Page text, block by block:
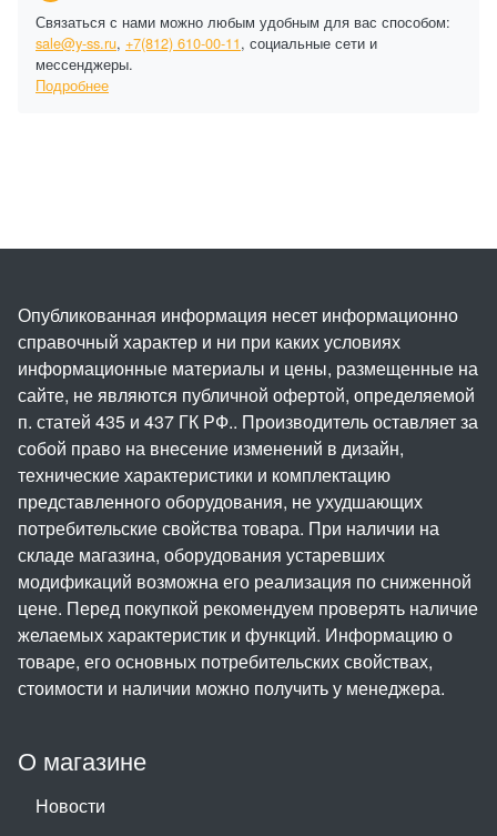
Связаться с нами можно любым удобным для вас способом:
sale@y-ss.ru, +7(812) 610-00-11, социальные сети и
мессенджеры.
Подробнее
О магазине
Новости
Опубликованная информация несет информационно
справочный характер и ни при каких условиях
информационные материалы и цены, размещенные на
сайте, не являются публичной офертой, определяемой
п. статей 435 и 437 ГК РФ.. Производитель оставляет за
собой право на внесение изменений в дизайн,
технические характеристики и комплектацию
представленного оборудования, не ухудшающих
потребительские свойства товара. При наличии на
складе магазина, оборудования устаревших
модификаций возможна его реализация по сниженной
цене. Перед покупкой рекомендуем проверять наличие
желаемых характеристик и функций. Информацию о
товаре, его основных потребительских свойствах,
стоимости и наличии можно получить у менеджера.